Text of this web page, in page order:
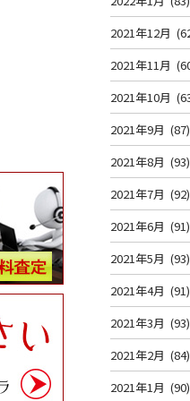
2021年12月
2021年11月
2021年10月
2021年9月 (87)
2021年8月 (93)
2021年7月 (92)
2021年6月 (91)
2021年5月 (93)
2021年4月 (91)
2021年3月 (93)
2021年2月 (84)
2021年1月 (90)